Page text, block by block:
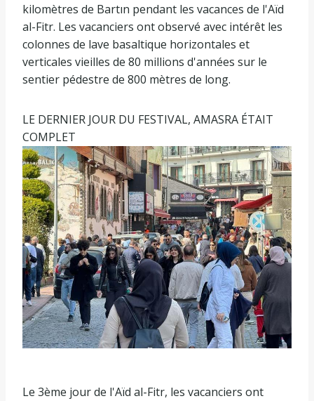
kilomètres de Bartın pendant les vacances de l'Aïd
al-Fitr. Les vacanciers ont observé avec intérêt les
colonnes de lave basaltique horizontales et
verticales vieilles de 80 millions d'années sur le
sentier pédestre de 800 mètres de long.
LE DERNIER JOUR DU FESTIVAL, AMASRA ÉTAIT
COMPLET
Le 3ème jour de l'Aïd al-Fitr, les vacanciers ont